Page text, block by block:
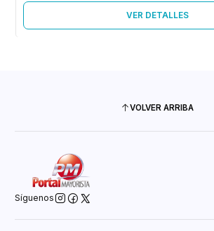
VER DETALLES
VOLVER ARRIBA
Síguenos